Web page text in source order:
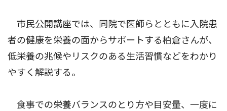
市民公開講座では、同院で医師らとともに入院患
者の健康を栄養の面からサポートする柏倉さんが、
低栄養の兆候やリスクのある生活習慣などをわかり
やすく解説する。
食事での栄養バランスのとり方や目安量、一度に